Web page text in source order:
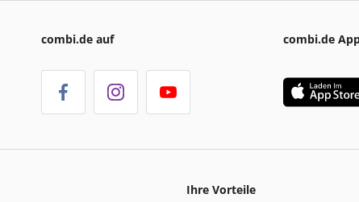
combi.de auf combi.de
Ihre Vorteile